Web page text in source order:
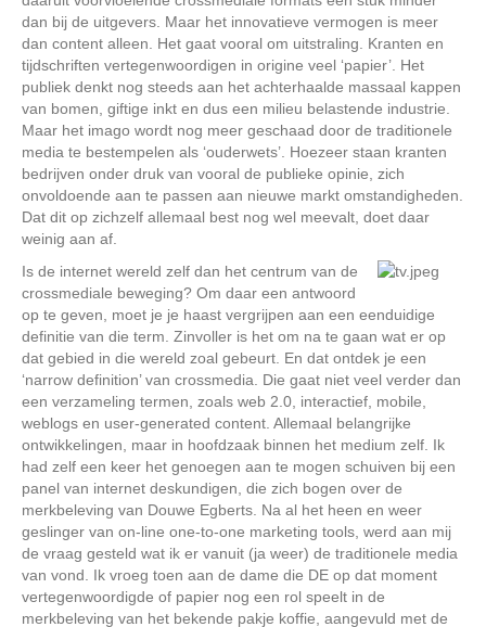
dan bij de uitgevers. Maar het innovatieve vermogen is meer
dan content alleen. Het gaat vooral om uitstraling. Kranten en
tijdschriften vertegenwoordigen in origine veel ‘papier’. Het
publiek denkt nog steeds aan het achterhaalde massaal kappen
van bomen, giftige inkt en dus een milieu belastende industrie.
Maar het imago wordt nog meer geschaad door de traditionele
media te bestempelen als ‘ouderwets’. Hoezeer staan kranten
bedrijven onder druk van vooral de publieke opinie, zich
onvoldoende aan te passen aan nieuwe markt omstandigheden.
Dat dit op zichzelf allemaal best nog wel meevalt, doet daar
weinig aan af.
Is de internet wereld zelf dan het centrum van de
crossmediale beweging? Om daar een antwoord
op te geven, moet je je haast vergrijpen aan een eenduidige
definitie van die term. Zinvoller is het om na te gaan wat er op
dat gebied in die wereld zoal gebeurt. En dat ontdek je een
‘narrow definition’ van crossmedia. Die gaat niet veel verder dan
een verzameling termen, zoals web 2.0, interactief, mobile,
weblogs en user-generated content. Allemaal belangrijke
ontwikkelingen, maar in hoofdzaak binnen het medium zelf. Ik
had zelf een keer het genoegen aan te mogen schuiven bij een
panel van internet deskundigen, die zich bogen over de
merkbeleving van Douwe Egberts. Na al het heen en weer
geslinger van on-line one-to-one marketing tools, werd aan mij
de vraag gesteld wat ik er vanuit (ja weer) de traditionele media
van vond. Ik vroeg toen aan de dame die DE op dat moment
vertegenwoordigde of papier nog een rol speelt in de
merkbeleving van het bekende pakje koffie, aangevuld met de